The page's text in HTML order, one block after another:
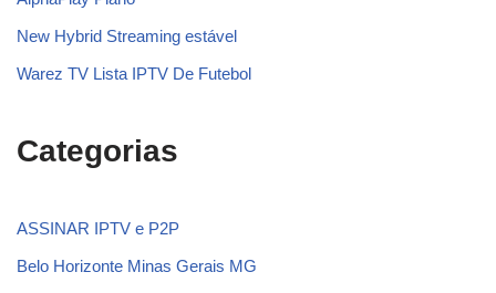
New Hybrid Streaming estável
Warez TV Lista IPTV De Futebol
Categorias
ASSINAR IPTV e P2P
Belo Horizonte Minas Gerais MG